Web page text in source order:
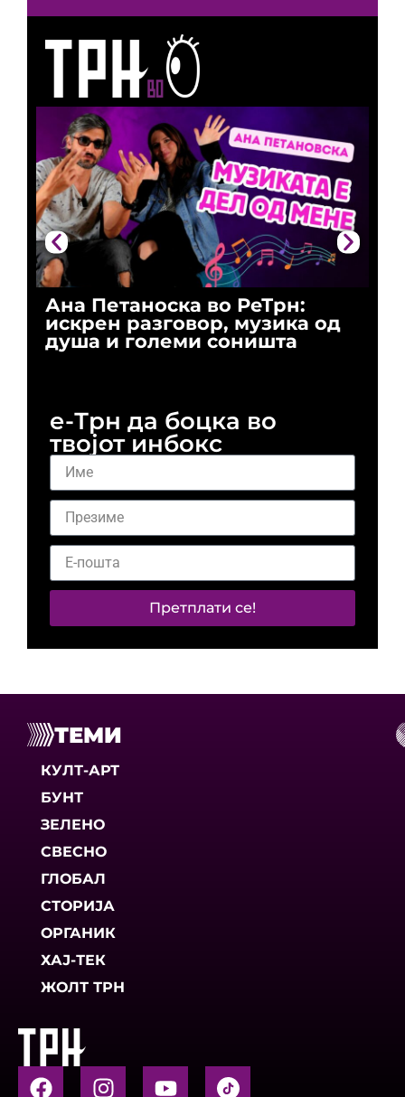
Ана Петаноска во РеТрн:
искрен разговор, музика од
душа и големи соништа
е-Трн да боцка во
твојот инбокс
Претплати се!
ТЕМИ
КУЛТ-АРТ
БУНТ
ЗЕЛЕНО
СВЕСНО
ГЛОБАЛ
СТОРИЈА
ОРГАНИК
ХАЈ-ТЕК
ЖОЛТ ТРН